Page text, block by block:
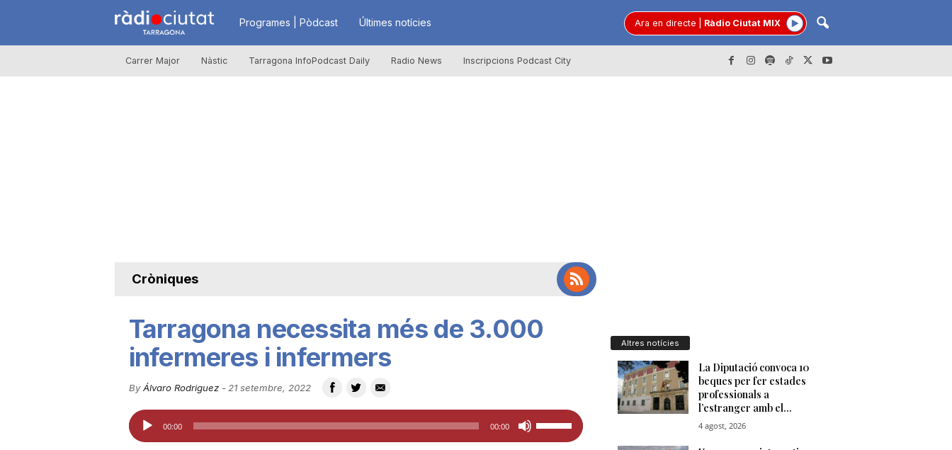
R
à
u
t
a
Programes | Pòdcast Últimes notícies Ara en directe Ràdio Ciutat MIX
Carrer Major Nàstic Tarragona InfoPodcast Daily Radio News Inscripcions Podcast City
Cròniques
Tarragona necessita més de 3.000
infermeres i infermers
By Álvaro Rodriguez- 21 setembre, 2022
Reproductor
d'àudio
00:00 00:00
Feu
servir
Altres notícies